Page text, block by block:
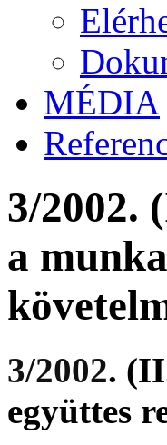
MÉDIA
3/2002.
a
3/2002.
együttes